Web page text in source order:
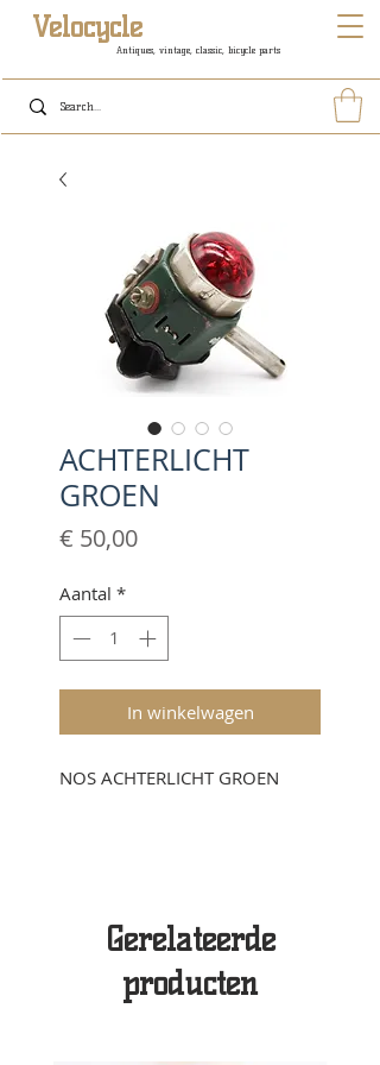
Antiques, vintage, classic, bicycle parts
Velocycle
ACHTERLICHT
GROEN
€ 50,00Prijs
Aantal *
In winkelwagen
NOS ACHTERLICHT GROEN
Gerelateerde
producten